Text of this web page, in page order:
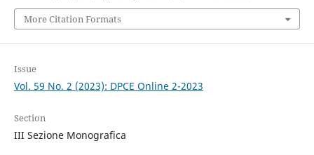
More Citation Formats
Issue
Vol. 59 No. 2 (2023): DPCE Online 2-2023
Section
III Sezione Monografica